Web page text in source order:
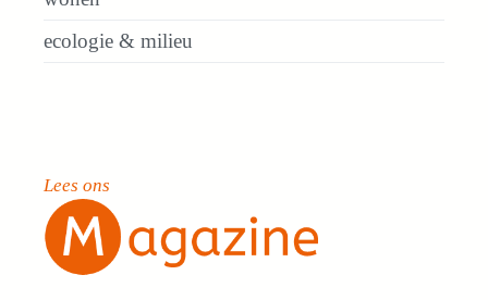
ecologie & milieu
Lees ons